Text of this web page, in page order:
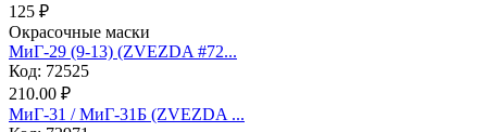
125 ₽
Окрасочные маски
МиГ-29 (9-13) (ZVEZDA #72...
Код: 72525
210.00 ₽
МиГ-31 / МиГ-31Б (ZVEZDA ...